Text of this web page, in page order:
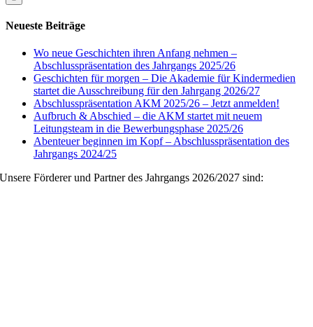
Neueste Beiträge
Wo neue Geschichten ihren Anfang nehmen –
Abschlusspräsentation des Jahrgangs 2025/26
Geschichten für morgen – Die Akademie für Kindermedien
startet die Ausschreibung für den Jahrgang 2026/27
Abschlusspräsentation AKM 2025/26 – Jetzt anmelden!
Aufbruch & Abschied – die AKM startet mit neuem
Leitungsteam in die Bewerbungsphase 2025/26
Abenteuer beginnen im Kopf – Abschlusspräsentation des
Jahrgangs 2024/25
Unsere Förderer und Partner des Jahrgangs 2026/2027 sind: